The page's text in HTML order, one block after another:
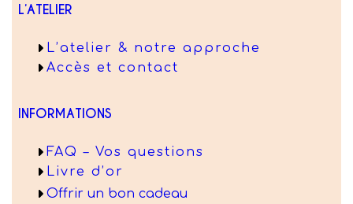
L’ATELIER
L’atelier & notre approche
Accès et contact
INFORMATIONS
FAQ – Vos questions
Livre d’or
Offrir un bon cadeau